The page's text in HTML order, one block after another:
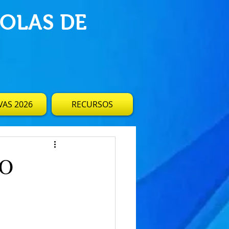
DE
2026 RECURSOS